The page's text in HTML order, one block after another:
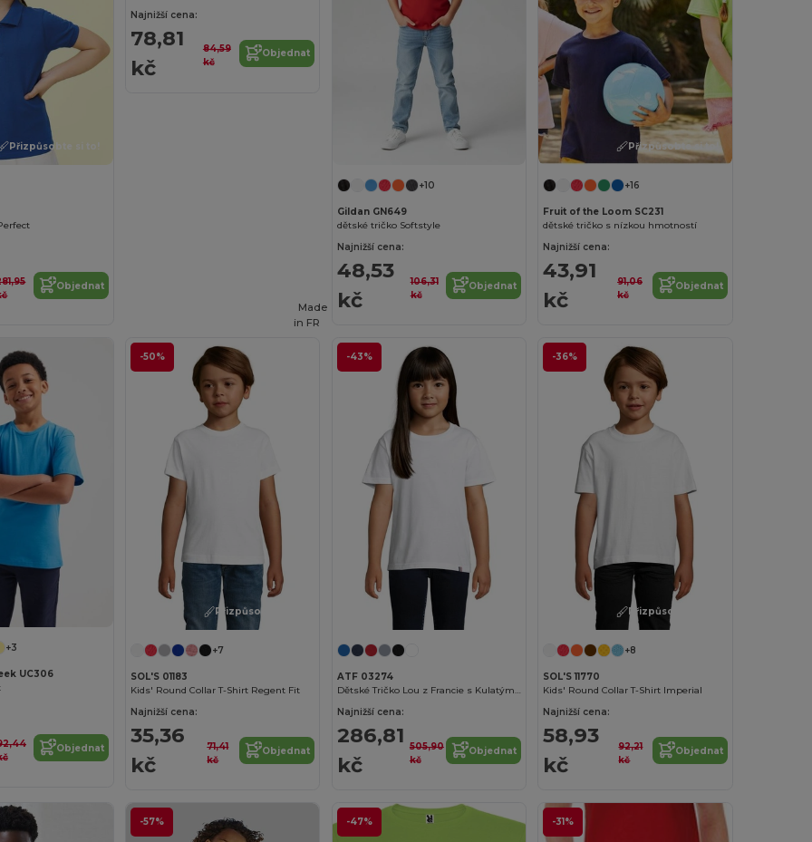
Přizpůsobte si to!
Objednat
Najnižší cena:
78,81
kč
84,59
kč
Objednat
+10
Gildan GN649
dětské tričko Softstyle
Najnižší cena:
48,53
kč
106,31
kč
Objednat
Přizpůsobte si to!
+16
Fruit of the Loom SC231
dětské tričko s nízkou hmotností
Najnižší cena:
43,91
kč
91,06
kč
Objednat
+3
UC306
Objednat
-50%
Přizpůsobte si to!
+7
SOL'S 01183
Kids' Round Collar T-Shirt Regent Fit
Najnižší cena:
35,36
kč
71,41
kč
Objednat
-43%
Made
in FR
ATF 03274
Dětské Tričko Lou z Francie s Kulatým Výstřihem
Najnižší cena:
286,81
kč
505,90
kč
Objednat
-36%
Přizpůsobte si to!
+8
SOL'S 11770
Kids' Round Collar T-Shirt Imperial
Najnižší cena:
58,93
kč
92,21
kč
Objednat
-57% -47% -31%